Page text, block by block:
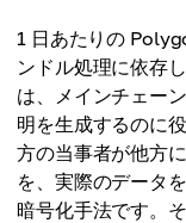
1 日あたりの
ンドル処理に依存
は、メインチェー
明を生成するのに
方の当事者が他方
を、実際のデータ
暗号化手法です。